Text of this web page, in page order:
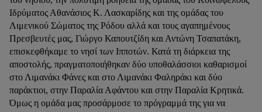
Ιδρύματος Αθανάσιος Κ. Λασκαρίδης και της ομάδας του
Λιμενικού Σώματος της Ρόδου αλλά και τους αγαπημένους
Πρεσβευτές μας, Γιώργο Καπουτζίδη και Αντώνη Τσαπατάκη,
επισκεφθήκαμε το νησί των Ιπποτών. Κατά τη διάρκεια της
αποστολής, πραγματοποιήθηκαν δύο υποθαλάσσιοι καθαρισμοί
στο Λιμανάκι Φάνες και στο Λιμανάκι Φαληράκι και δύο
παράκτιοι, στην Παραλία Αφάντου και στην Παραλία Κρητικά.
Όμως η ομάδα μας προσάρμοσε το πρόγραμμά της για να